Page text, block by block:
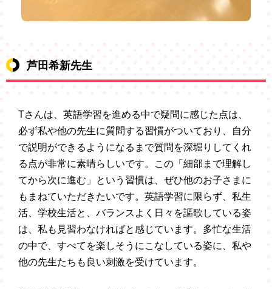
芦田希新先生
Tさんは、英語学習を進める中で疑問に感じた点は、
必ず私や他の先生に質問する習慣がついており、自分
で説明ができるようになるまで質問を深堀りしてくれ
る点が非常に素晴らしいです。この「細部まで理解し
てから次に進む」という習慣は、ぜひ他のお子さまに
もまねていただきたいです。英語学習に限らず、私生
活、学校生活と、バランスよく日々を謳歌している姿
は、私も見習わなければと感じています。多忙な生活
の中で、すべてを楽しそうにこなしている姿に、私や
他の先生たちも良い刺激を受けています。